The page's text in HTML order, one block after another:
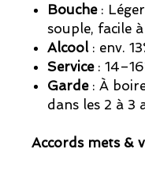
Bouche:
souple, facile
Alcool: env.
Service:
Garde: À
dans les 2 à 3
Accords mets &